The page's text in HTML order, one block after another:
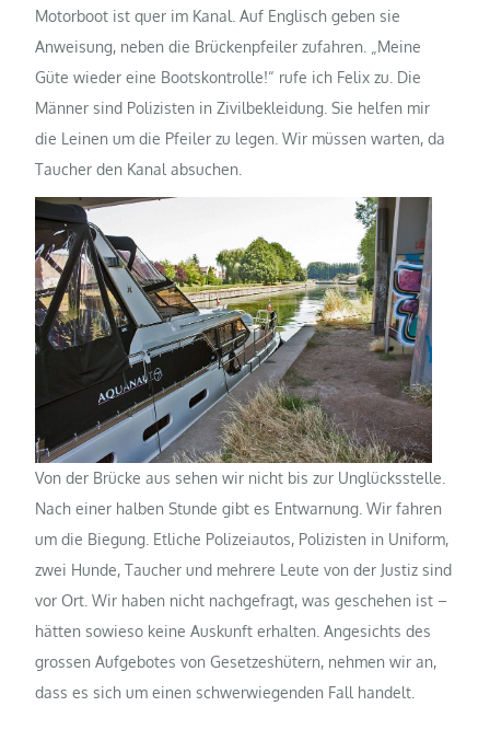
Motorboot ist quer im Kanal. Auf Englisch geben sie
Anweisung, neben die Brückenpfeiler zufahren. „Meine
Güte wieder eine Bootskontrolle!“ rufe ich Felix zu. Die
Männer sind Polizisten in Zivilbekleidung. Sie helfen mir
die Leinen um die Pfeiler zu legen. Wir müssen warten, da
Taucher den Kanal absuchen.
Von der Brücke aus sehen wir nicht bis zur Unglücksstelle.
Nach einer halben Stunde gibt es Entwarnung. Wir fahren
um die Biegung. Etliche Polizeiautos, Polizisten in Uniform,
zwei Hunde, Taucher und mehrere Leute von der Justiz sind
vor Ort. Wir haben nicht nachgefragt, was geschehen ist –
hätten sowieso keine Auskunft erhalten. Angesichts des
grossen Aufgebotes von Gesetzeshütern, nehmen wir an,
dass es sich um einen schwerwiegenden Fall handelt.